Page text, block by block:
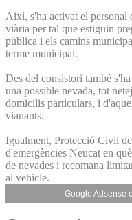
Així, s'ha activat el personal
viària per tal que estiguin
pública i els camins
terme municipal.
Des del consistori també
una possible nevada, tot
domicilis particulars, i
vianants.
Igualment, Protecció Civil
d'emergències Neucat en
de nevades i recomana
al vehicle.
Google Adsense